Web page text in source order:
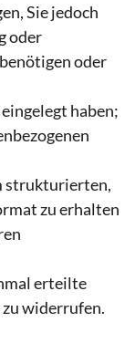
Sie jedoch
oder
oder
haben;
strukturierten,
zu erhalten
erteilte
widerrufen.